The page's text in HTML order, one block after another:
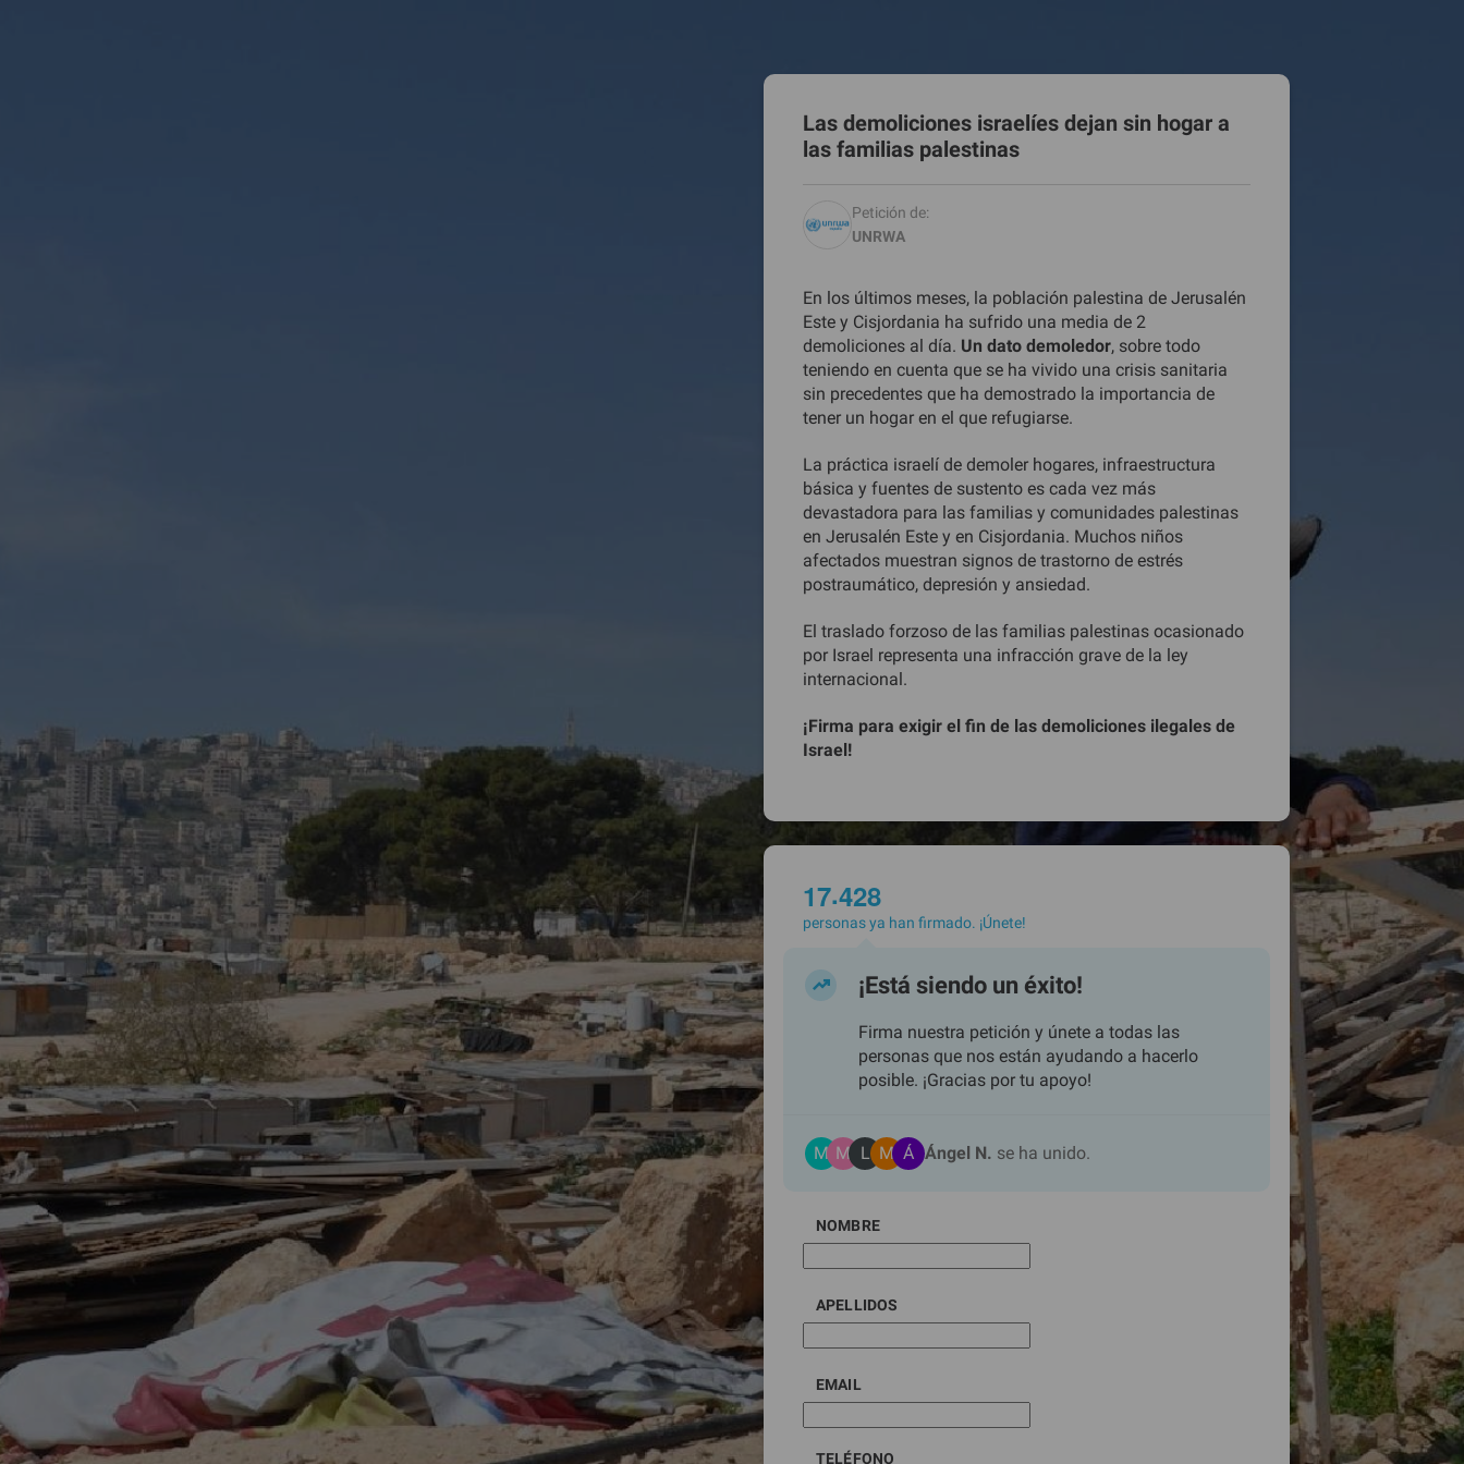
Las demoliciones israelíes dejan sin hogar a
las familias palestinas
Petición de:
UNRWA
En los últimos meses, la población palestina de Jerusalén
Este y Cisjordania ha sufrido una media de 2
demoliciones al día. Un dato demoledor, sobre todo
teniendo en cuenta que se ha vivido una crisis sanitaria
sin precedentes que ha demostrado la importancia de
tener un hogar en el que refugiarse.
La práctica israelí de demoler hogares, infraestructura
básica y fuentes de sustento es cada vez más
devastadora para las familias y comunidades palestinas
en Jerusalén Este y en Cisjordania. Muchos niños
afectados muestran signos de trastorno de estrés
postraumático, depresión y ansiedad.
El traslado forzoso de las familias palestinas ocasionado
por Israel representa una infracción grave de la ley
internacional.
¡Firma para exigir el fin de las demoliciones ilegales de
Israel!
1
0
1
2
3
4
6
7
8
0
1
4
5
7.
6
4
0
6
2
8
4
6
2
8
4
0
6
8
4
0
2
8
6
2
4
0
1
1
1
1
1
1
1
1
1
1
1
1
1
1
1
1
1
1
2
2
2
2
2
2
2
2
3
3
4
4
4
5
6
6
7
7
8
8
9
0
0
1
1
2
3
3
4
5
7
7
8
personas ya han firmado. ¡Únete!
¡Está siendo un éxito!
Firma nuestra petición y únete a todas las
personas que nos están ayudando a hacerlo
posible. ¡Gracias por tu apoyo!
A M M L M Mariana Z.se ha unido.
NOMBRE
APELLIDOS
EMAIL
TELÉFONO